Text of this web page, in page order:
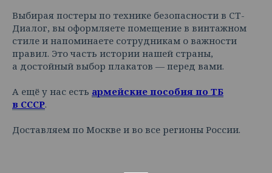
Выбирая постеры по технике безопасности в СТ-
Диалог, вы оформляете помещение в винтажном
стиле и напоминаете сотрудникам о важности
правил. Это часть истории нашей страны,
а достойный выбор плакатов — перед вами.
А ещё у нас есть армейские пособия по ТБ
в СССР.
Доставляем по Москве и во все регионы России.